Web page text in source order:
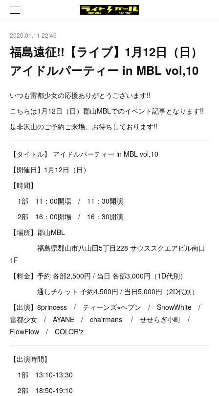
2020.01.11 22:46
福島遠征!!【ライブ】1月12日（日）
アイドルパーティー in MBL vol,10
いつも雷都少女の応援ありがとうございます!!
こちらは1月12日（日）郡山MBLでのイベント記事となります!!
是非沢山のご予約ご来場、お待ちしております!!
【タイトル】 アイドルパーティー in MBL vol,10
【開催日】1月12日（日）
【時間】
1部 11：00開場 / 11：30開演
2部 16：00開場 / 16：30開演
【場所】郡山MBL
福島県郡山市八山田5丁目228 サウススクエアビル南口
1F
【料金】予約 各部2,500円 / 当日 各部3,000円（1D代別）
通しチケット 予約4,500円 / 当日5,000円（2D代別）
【出演】8princess / ティーンズ⭐︎ヘブン / SnowWhite /
雷都少女 / AYANE / chairmans / せせらぎ小町 /
FlowFlow / COLOR'z
【出演時間】
1部 13:10-13:30
2部 18:50-19:10